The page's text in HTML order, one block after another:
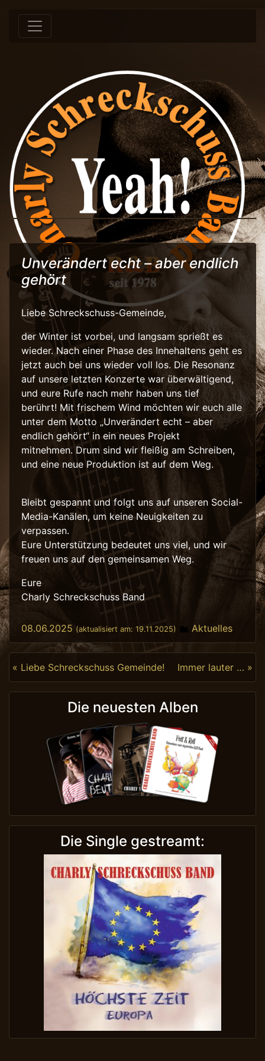
Springe zum Inhalt
Unverändert echt – aber endlich
gehört
Liebe Schreckschuss-Gemeinde,
der Winter ist vorbei, und langsam sprießt es
wieder. Nach einer Phase des Innehaltens geht es
jetzt auch bei uns wieder voll los. Die Resonanz
auf unsere letzten Konzerte war überwältigend,
und eure Rufe nach mehr haben uns tief
berührt! Mit frischem Wind möchten wir euch alle
unter dem Motto „Unverändert echt – aber
endlich gehört“ in ein neues Projekt
mitnehmen. Drum sind wir fleißig am Schreiben,
und eine neue Produktion ist auf dem Weg.
Bleibt gespannt und folgt uns auf unseren Social-
Media-Kanälen, um keine Neuigkeiten zu
verpassen.
Eure Unterstützung bedeutet uns viel, und wir
freuen uns auf den gemeinsamen Weg.
Eure
Charly Schreckschuss Band
08.06.2025 (aktualisiert am: 19.11.2025) Posted in
Aktuelles
Beitragsnavigation
« Liebe Schreckschuss Gemeinde! Immer lauter … »
Die neuesten Alben
Die Single gestreamt: